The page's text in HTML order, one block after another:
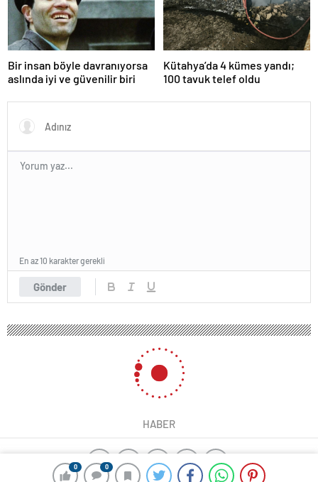
0 0
Bir insan böyle davranıyorsa
aslında iyi ve güvenilir biri
Kütahya’da 4 kümes yandı;
100 tavuk telef oldu
Gönder
En az 10 karakter gerekli
HABER